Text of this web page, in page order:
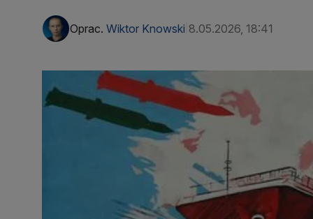
Oprac. Wiktor Knowski 8.05.2026, 18:41